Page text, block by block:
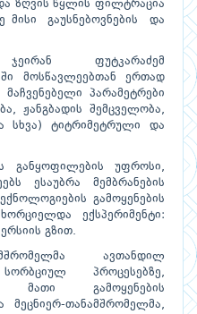
ზღვის წყლის ფილტრაცია
მისი გაუსნებოვნების და
ჯეირან ფუტკარაძემ
მოსწავლეებთან ერთად
პარამეტრები
ჟანგბადის შემცველობა,
სხვა) ტიტრიმეტრული და
განყოფილების უფროსი,
ესაუბრა მემბრანების
გამოყენების
ექსპერიმენტი:
გზით.
ავთანდილ
პროცესებზე,
მათი გამოყენების
თანამშრომელმა,